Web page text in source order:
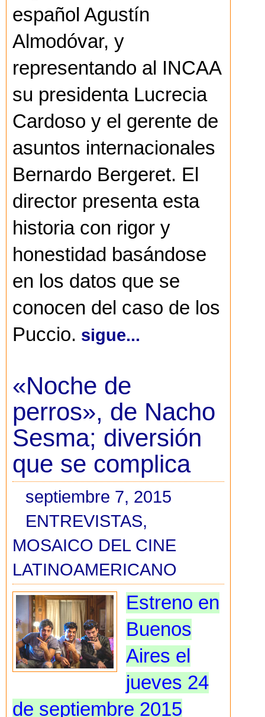
español Agustín
Almodóvar, y
representando al INCAA
su presidenta Lucrecia
Cardoso y el gerente de
asuntos internacionales
Bernardo Bergeret. El
director presenta esta
historia con rigor y
honestidad basándose
en los datos que se
conocen del caso de los
Puccio. sigue...
«Noche de
perros», de Nacho
Sesma; diversión
que se complica
septiembre 7, 2015
ENTREVISTAS,
MOSAICO DEL CINE
LATINOAMERICANO
Estreno en
Buenos
Aires el
jueves 24
de septiembre 2015